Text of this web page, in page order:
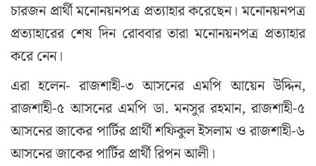
চারজন প্রার্থী মনোনয়নপত্র প্রত্যাহার করেছেন। মনোনয়নপত্র
প্রত্যাহারের শেষ দিন রোববার তারা মনোনয়নপত্র প্রত্যাহার
করে নেন।
এরা হলেন- রাজশাহী-৩ আসনের এমপি আয়েন উদ্দিন,
রাজশাহী-৫ আসনের এমপি ডা. মনসুর রহমান, রাজশাহী-৫
আসনের জাকের পার্টির প্রার্থী শফিকুল ইসলাম ও রাজশাহী-৬
আসনের জাকের পার্টির প্রার্থী রিপন আলী।